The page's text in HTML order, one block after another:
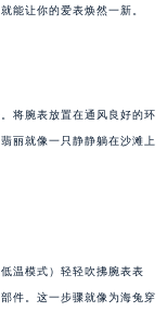
能让你的爱表焕然一新。
将腕表放置在通风良好的环
丽就像一只静静躺在沙滩上
温模式）轻轻吹拂腕表表
件。这一步骤就像为海兔穿